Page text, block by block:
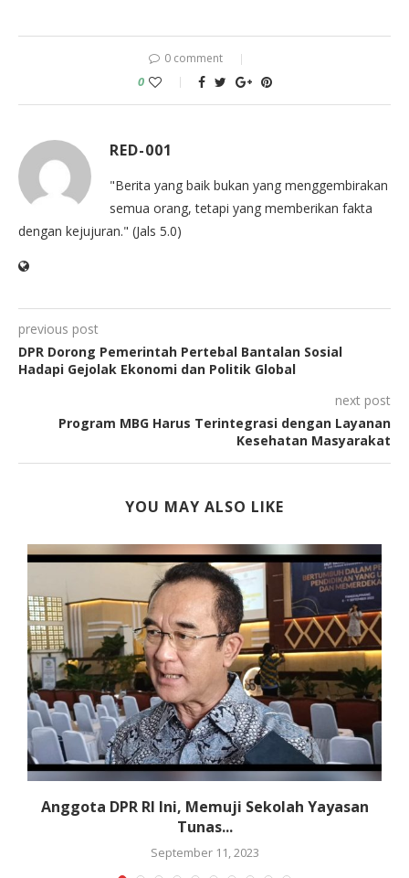
0 comment
0
RED-001
"Berita yang baik bukan yang menggembirakan
semua orang, tetapi yang memberikan fakta
dengan kejujuran." (Jals 5.0)
previous post
DPR Dorong Pemerintah Pertebal Bantalan Sosial
Hadapi Gejolak Ekonomi dan Politik Global
next post
Program MBG Harus Terintegrasi dengan Layanan
Kesehatan Masyarakat
YOU MAY ALSO LIKE
Anggota DPR RI Ini, Memuji Sekolah Yayasan
Tunas...
September 11, 2023